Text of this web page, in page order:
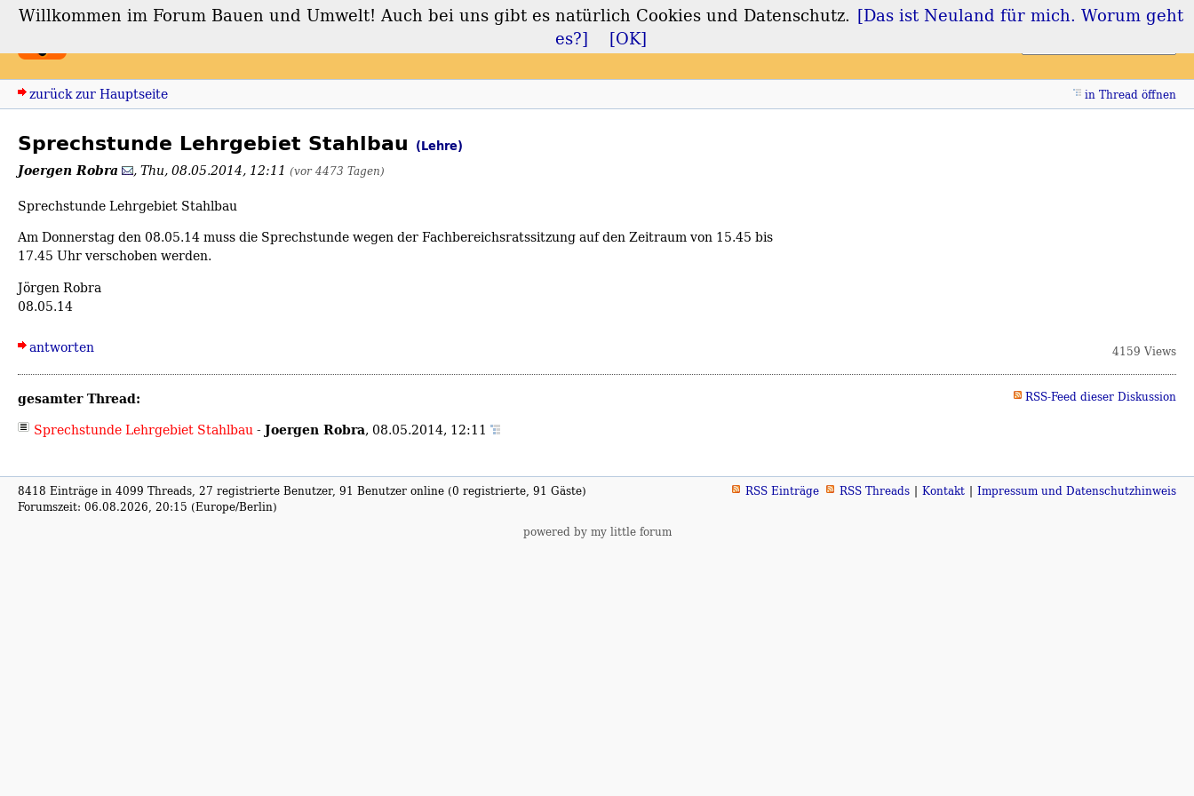
Forum Bauen und Umwelt Login Registrieren
zurück zur Hauptseite in Thread öffnen
Sprechstunde Lehrgebiet Stahlbau (Lehre)
Joergen Robra ,Thu, 08.05.2014, 12:11 (vor 4473 Tagen)
Sprechstunde Lehrgebiet Stahlbau
Am Donnerstag den 08.05.14 muss die Sprechstunde wegen der Fachbereichsratssitzung auf den Zeitraum von 15.45 bis
17.45 Uhr verschoben werden.
Jörgen Robra
08.05.14
antworten 4159 Views
gesamter Thread: RSS-Feed dieser Diskussion
Sprechstunde Lehrgebiet Stahlbau-Joergen Robra, 08.05.2014, 12:11
8418 Einträge in 4099 Threads, 27 registrierte Benutzer, 91 Benutzer online (0 registrierte, 91 Gäste)
Forumszeit: 06.08.2026, 20:15 (Europe/Berlin)
RSS Einträge RSS Threads Kontakt Impressum und Datenschutzhinweis
powered by my little forum
Willkommen im Forum Bauen und Umwelt! Auch bei uns gibt es natürlich Cookies und Datenschutz. [Das ist Neuland für mich. Worum geht
es?]
[OK]